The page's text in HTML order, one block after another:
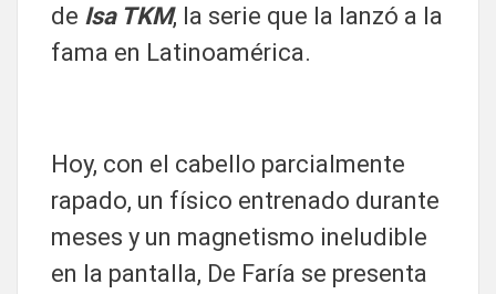
de Isa TKM, la serie que la lanzó a la
fama en Latinoamérica.
Hoy, con el cabello parcialmente
rapado, un físico entrenado durante
meses y un magnetismo ineludible
en la pantalla, De Faría se presenta